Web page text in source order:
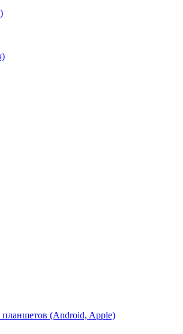
планшетов (Android, Apple)